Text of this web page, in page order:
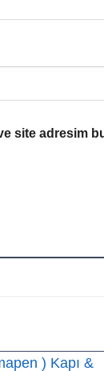
site adresim